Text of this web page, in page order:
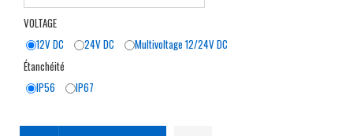
VOLTAGE
12V DC
24V DC
Multivoltage 12/24V DC
Étanchéité
IP56
IP67